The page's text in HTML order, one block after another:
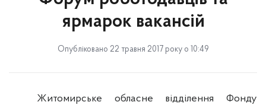
ярмарок вакансій
Опубліковано 22 травня 2017 року о 10:49
Житомирське обласне відділення Фонду